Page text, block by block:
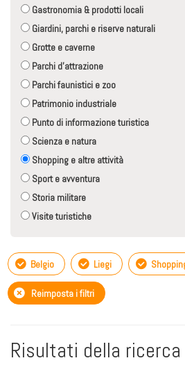
Gastronomia & prodotti locali
Giardini, parchi e riserve naturali
Grotte e caverne
Parchi d'attrazione
Parchi faunistici e zoo
Patrimonio industriale
Punto di informazione turistica
Scienza e natura
Shopping e altre attività
Sport e avventura
Storia militare
Visite turistiche
Belgio Liegi
Reimposta i filtri
Risultati della ricerca